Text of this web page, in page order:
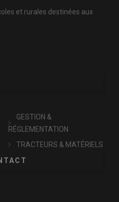
et rurales destinées aux
GESTION &
RÉGLEMENTATION
TRACTEURS & MATÉRIELS